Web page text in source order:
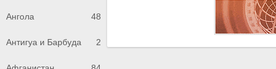
Ангола 48
Антигуа и Барбуда 2